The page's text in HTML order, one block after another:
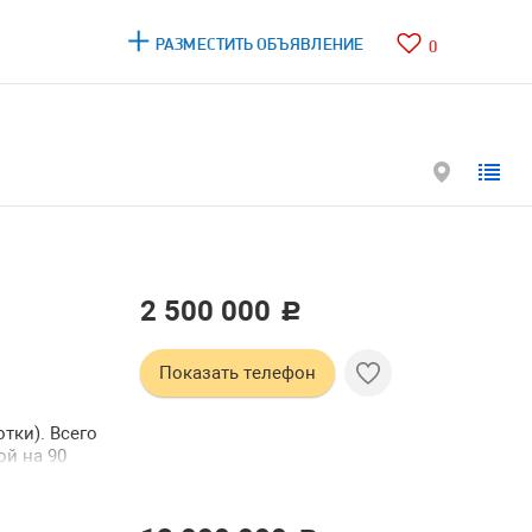
РАЗМЕСТИТЬ ОБЪЯВЛЕНИЕ 0
2 500 000 c
Показать телефон
Всего
на 90